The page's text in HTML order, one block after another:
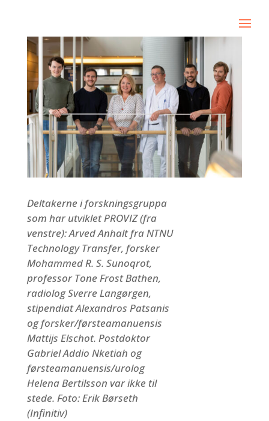
Deltakerne i forskningsgruppa
som har utviklet PROVIZ (fra
venstre): Arved Anhalt fra NTNU
Technology Transfer, forsker
Mohammed R. S. Sunoqrot,
professor Tone Frost Bathen,
radiolog Sverre Langørgen,
stipendiat Alexandros Patsanis
og forsker/førsteamanuensis
Mattijs Elschot. Postdoktor
Gabriel Addio Nketiah og
førsteamanuensis/urolog
Helena Bertilsson var ikke til
stede. Foto: Erik Børseth
(Infinitiv)